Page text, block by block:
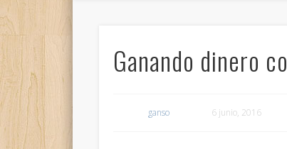
Ganando dinero
ganso 6 junio, 2016